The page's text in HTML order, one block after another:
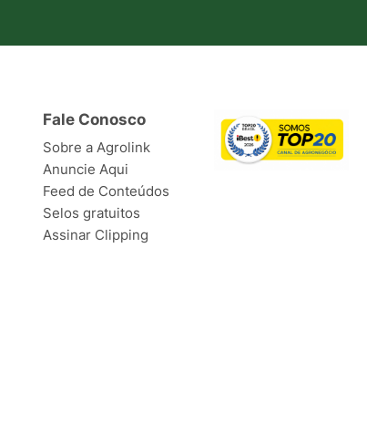
Fale Conosco
Sobre a Agrolink
Anuncie Aqui
Feed de Conteúdos
Selos gratuitos
Assinar Clipping